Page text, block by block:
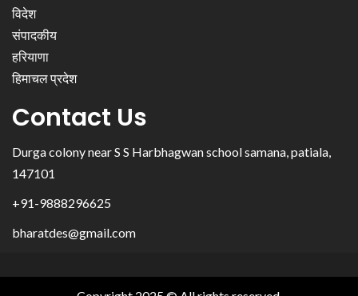
विदेश
संपादकीय
हरियाणा
हिमाचल प्रदेश
Contact Us
Durga colony near S S Harbhagwan school samana, patiala,
147101
+91-9888296625
bharatdes@gmail.com